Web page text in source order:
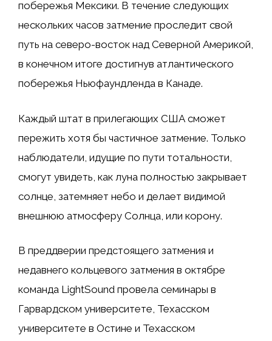
побережья Мексики. В течение следующих
нескольких часов затмение проследит свой
путь на северо-восток над Северной Америкой,
в конечном итоге достигнув атлантического
побережья Ньюфаундленда в Канаде.
Каждый штат в прилегающих США сможет
пережить хотя бы частичное затмение. Только
наблюдатели, идущие по пути тотальности,
смогут увидеть, как луна полностью закрывает
солнце, затемняет небо и делает видимой
внешнюю атмосферу Солнца, или корону.
В преддверии предстоящего затмения и
недавнего кольцевого затмения в октябре
команда LightSound провела семинары в
Гарвардском университете, Техасском
университете в Остине и Техасском